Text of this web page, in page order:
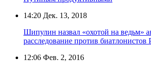
14:20 Дек. 13, 2018
Шипулин назвал «охотой на ведьм»
расследование против биатлонистов
12:06 Фев. 2, 2016